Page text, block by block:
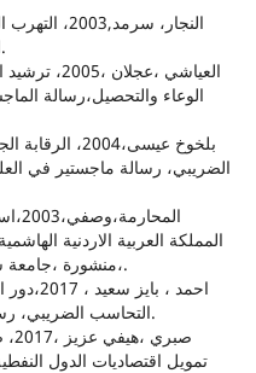
العربية ، رسالة ماجستير، المستنصرية.
الوعاء والتحصيل،رسالة
الضریبي، رسالة ماجستیر في
المملكة العربية الاردنية
منشورة ،جامعة سودان، العلوم والتكنولوجيا ، الخرطوم،.
التحاسب الضريبي، رسالة ماجستير، اقليم كوردستان العراق.
تمويل اقتصاديات الدول